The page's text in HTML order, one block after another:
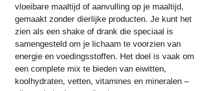
vloeibare maaltijd of aanvulling op je maaltijd,
gemaakt zonder dierlijke producten. Je kunt het
zien als een shake of drank die speciaal is
samengesteld om je lichaam te voorzien van
energie en voedingsstoffen. Het doel is vaak om
een complete mix te bieden van eiwitten,
koolhydraten, vetten, vitamines en mineralen –